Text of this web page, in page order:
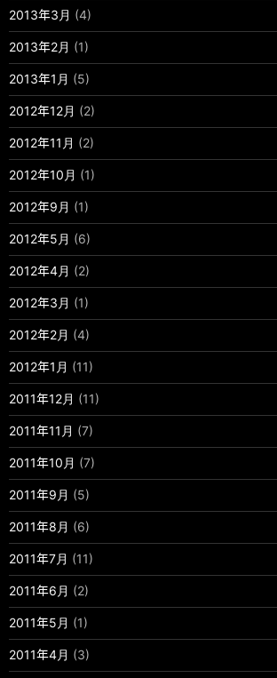
2013年3月 (4)
2013年2月 (1)
2013年1月 (5)
2012年12月 (2)
2012年11月 (2)
2012年10月 (1)
2012年9月 (1)
2012年5月 (6)
2012年4月 (2)
2012年3月 (1)
2012年2月 (4)
2012年1月 (11)
2011年12月 (11)
2011年11月 (7)
2011年10月 (7)
2011年9月 (5)
2011年8月 (6)
2011年7月 (11)
2011年6月 (2)
2011年5月 (1)
2011年4月 (3)